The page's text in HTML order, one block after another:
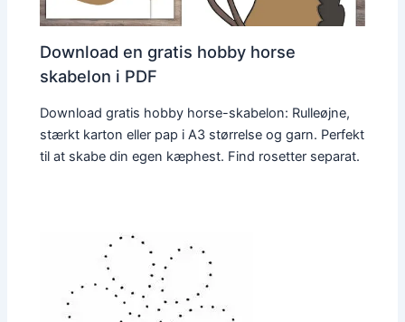
Download en gratis hobby horse
skabelon i PDF
Download gratis hobby horse-skabelon: Rulleøjne,
stærkt karton eller pap i A3 størrelse og garn. Perfekt
til at skabe din egen kæphest. Find rosetter separat.